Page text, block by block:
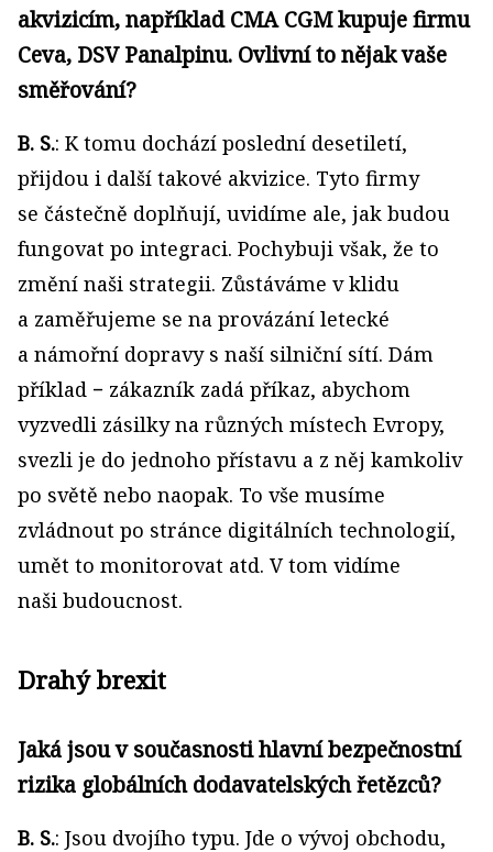
akvizicím, například CMA CGM kupuje firmu
Ceva, DSV Panalpinu. Ovlivní to nějak vaše
směřování?
B. S.: K tomu dochází poslední desetiletí,
přijdou i další takové akvizice. Tyto firmy
se částečně doplňují, uvidíme ale, jak budou
fungovat po integraci. Pochybuji však, že to
změní naši strategii. Zůstáváme v klidu
a zaměřujeme se na provázání letecké
a námořní dopravy s naší silniční sítí. Dám
příklad − zákazník zadá příkaz, abychom
vyzvedli zásilky na různých místech Evropy,
svezli je do jednoho přístavu a z něj kamkoliv
po světě nebo naopak. To vše musíme
zvládnout po stránce digitálních technologií,
umět to monitorovat atd. V tom vidíme
naši budoucnost.
Drahý brexit
Jaká jsou v současnosti hlavní bezpečnostní
rizika globálních dodavatelských řetězců?
B. S.: Jsou dvojího typu. Jde o vývoj obchodu,